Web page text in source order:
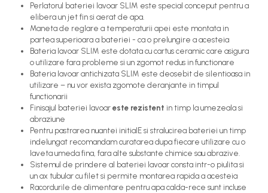
Perlatorul bateriei lavoar SLIM este special conceput pentru a
elibera un jet fin si aerat de apa.
Maneta de reglare a temperaturii apei este montata in
partea superioara a bateriei - ca o prelungire a acesteia
Bateria lavoar SLIM este dotata cu cartus ceramic care asigura
o utilizare fara probleme si un zgomot redus in functionare
Bateria lavoar antichizata SLIM este deosebit de silentioasa in
utilizare – nu vor exista zgomote deranjante in timpul
functionarii
Finisajul bateriei lavoar este rezistent in timp la umezeala si
abraziune
Pentru pastrarea nuantei initialE si stralucirea bateriei un timp
indelungat recomandam curatarea dupa fiecare utilizare cu o
laveta umeda fina, fara alte substante chimice sau abrazive.
Sistemul de prindere al bateriei lavoar consta intr-o piulita si
un ax tubular cu filet si permite montarea rapida a acesteia
Racordurile de alimentare pentru apa calda-rece sunt incluse